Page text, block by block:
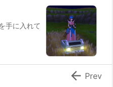
手に入れて
 Prev